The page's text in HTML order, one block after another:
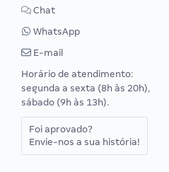
Chat
WhatsApp
E-mail
Horário de atendimento:
segunda a sexta (8h às 20h),
sábado (9h às 13h).
Foi aprovado?
Envie-nos a sua história!